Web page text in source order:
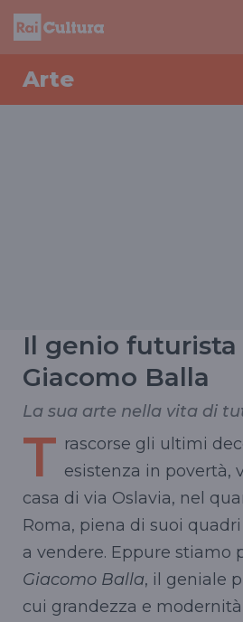
Arte
Il genio futurista
Giacomo Balla
La sua arte nella vita di
T rascorse gli ultimi
esistenza in povertà,
casa di via Oslavia, nel
Roma, piena di suoi
a vendere. Eppure stiamo
Giacomo Balla, il geniale
cui grandezza e modernità